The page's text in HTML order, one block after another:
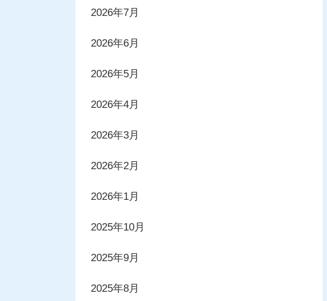
2026年7月
2026年6月
2026年5月
2026年4月
2026年3月
2026年2月
2026年1月
2025年10月
2025年9月
2025年8月